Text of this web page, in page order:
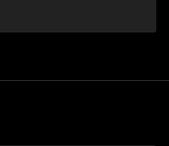
of Axient